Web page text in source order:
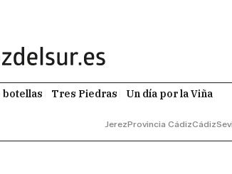
botellas Tres Piedras Un día por la Viña
JerezProvincia CádizCádiz